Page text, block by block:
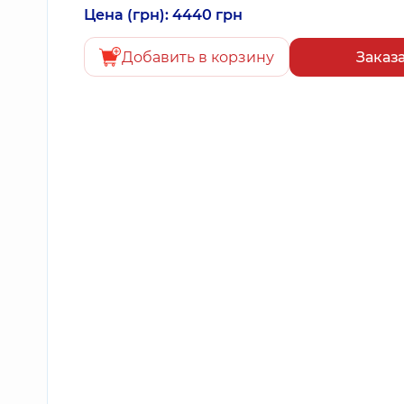
Цена (грн): 4440 грн
Добавить в корзину